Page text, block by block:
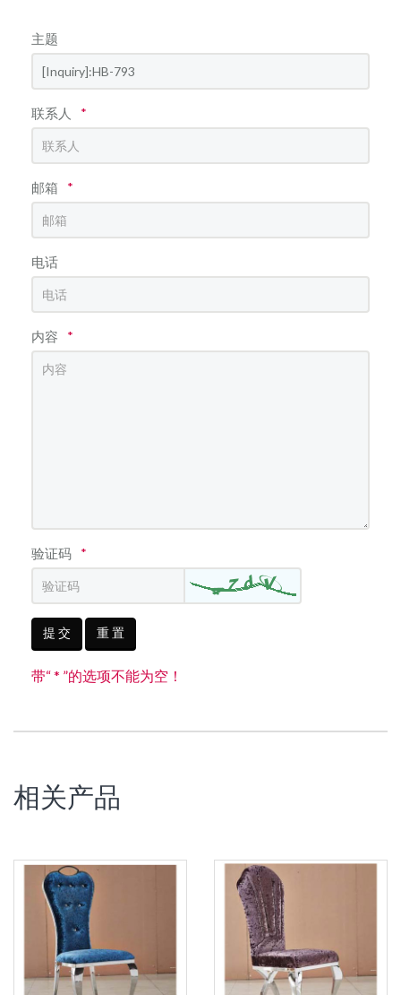
主题
联系人 *
邮箱 *
电话
内容 *
验证码 *
提 交 重 置
带“ * ”的选项不能为空！
相关产品